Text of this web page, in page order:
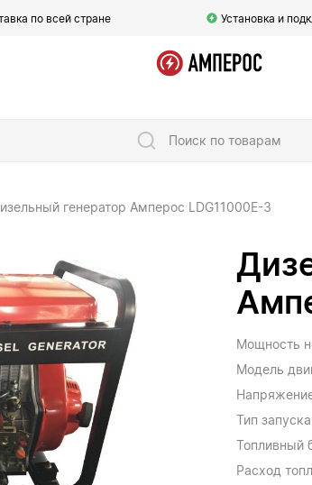
по всей стране Установка и
Поиск по товарам
генератор Амперос LDG11000E-3
Мощность
Модель
Тип
Топливный
Расход